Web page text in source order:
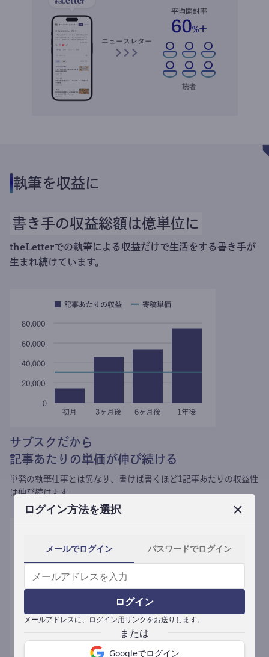
ログイン方法を選択
メールでログイン パスワードでログイン
ログイン
メールアドレスに、ログイン用リンクをお送りします。
Googleでログイン
執筆を収益に
書き手の収益総額は億単位に
theLetterでの執筆による収益だけで生活をする書き手が
生まれ続けています。
サブスクだから
記事あたりの単価が伸び続ける
単発の執筆仕事とは異なり、 書けば書くほど1記事あたりの収益性
は伸び続けます。